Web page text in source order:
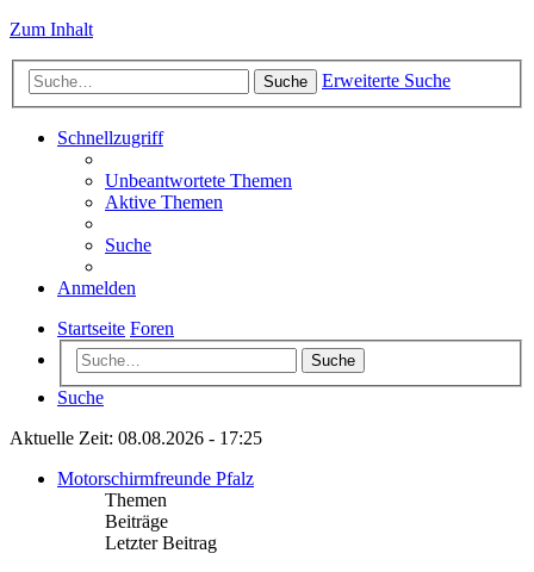
Zum Inhalt
Suche Erweiterte Suche
Schnellzugriff
Unbeantwortete Themen
Aktive Themen
Suche
Anmelden
Startseite Foren
Suche
Suche
Aktuelle Zeit: 08.08.2026 - 17:25
Motorschirmfreunde Pfalz
Themen
Beiträge
Letzter Beitrag